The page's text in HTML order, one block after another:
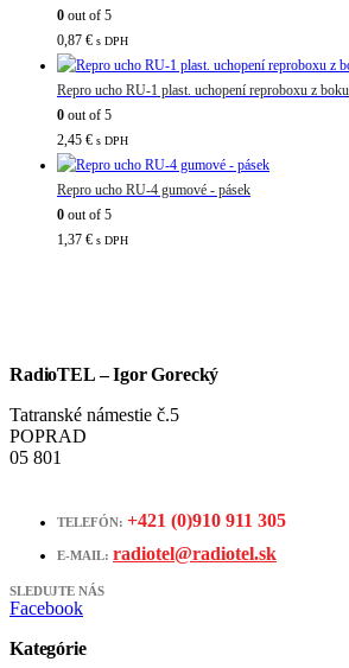
0 out of 5
0,87 € s DPH
Repro ucho RU-1 plast. uchopení reproboxu z boku
0 out of 5
2,45 € s DPH
Repro ucho RU-4 gumové - pásek
0 out of 5
1,37 € s DPH
RadioTEL – Igor Gorecký
Tatranské námestie č.5
POPRAD
05 801
TELEFÓN: +421 (0)910 911 305
E-MAIL: radiotel@radiotel.sk
SLEDUJTE NÁS
Facebook
Kategórie